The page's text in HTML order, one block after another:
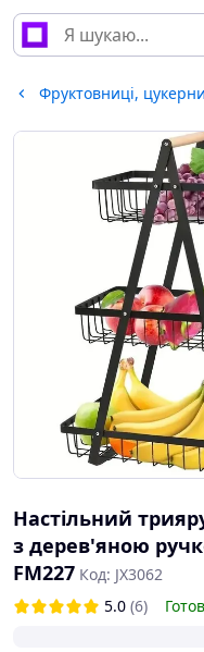
Фруктовниці,
Настільний
з дерев'яною
FM227 Код: JX3062
5.0 (6)